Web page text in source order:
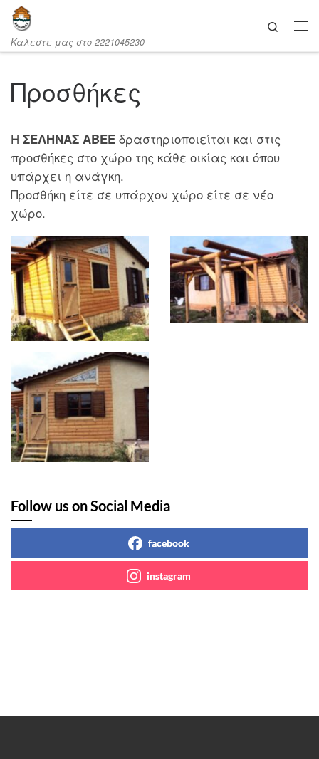
Μετάβαση στο περιεχόμενο
Καλεστε μας στο 2221045230
Search
Προσθήκες
Η ΣΕΛΗΝΑΣ ΑΒΕΕ δραστηριοποιείται και στις
προσθήκες στο χώρο της κάθε οικίας και όπου
υπάρχει η ανάγκη.
Προσθήκη είτε σε υπάρχον χώρο είτε σε νέο
χώρο.
Follow us on Social Media
facebook
instagram